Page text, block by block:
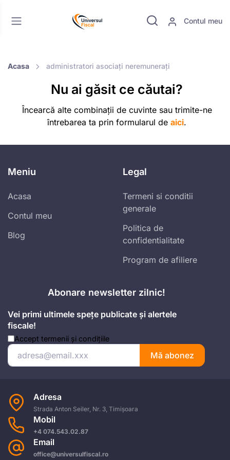
Contul meu
Acasa administratori asociați neremunerați
Nu ai găsit ce căutai?
Încearcă alte combinații de cuvinte sau trimite-ne
întrebarea ta prin formularul de aici.
Meniu
Acasa
Contul meu
Blog
Legal
Termeni si conditii
generale
Politica de
confidentialitate
Program de afiliere
Abonare newsletter zilnic!
Vei primi ultimele spețe publicate și alertele
fiscale!
Accept termenii și condițiile
Mă abonez
Adresa
Strada Anton Seiler, Nr. 3, Timișoara
Mobil
+4 074.543.02.87
Email
office@universulfiscal.ro